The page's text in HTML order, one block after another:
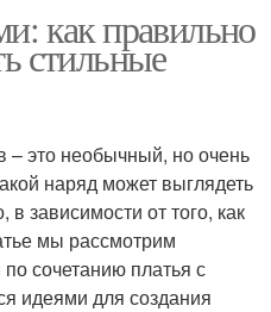
как правильно
стильные
– это необычный, но очень
наряд может выглядеть
зависимости от того, как
мы рассмотрим
сочетанию платья с
идеями для создания